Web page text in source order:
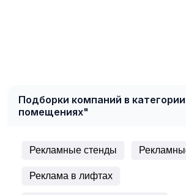
Подборки компаний в
помещениях"
Рекламные стенды
Реклама в лифтах